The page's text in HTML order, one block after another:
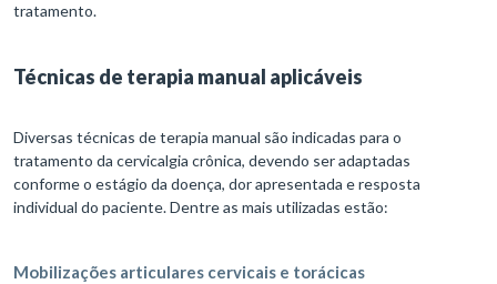
tratamento.​
Técnicas de terapia manual aplicáveis
Diversas técnicas de terapia manual são indicadas para o
tratamento da cervicalgia crônica, devendo ser adaptadas
conforme o estágio da doença, dor apresentada e resposta
individual do paciente. Dentre as mais utilizadas estão:​
Mobilizações articulares cervicais e torácicas